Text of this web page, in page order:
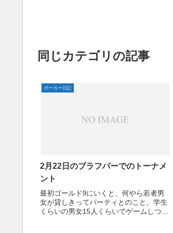
同じカテゴリの記事
ポーカー日記
2月22日のブラフバーでのトーナメ
ント
最初ゴールド9にいくと、何やら若者男
女が貸しきってパーティとのこと。学生
くらいの男女15人くらいでゲームしつつ